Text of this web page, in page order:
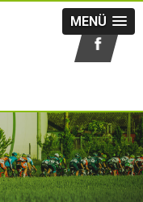
MENÜ